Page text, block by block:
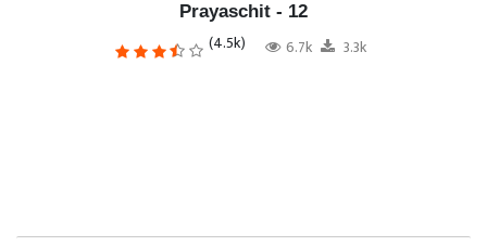
Prayaschit - 12
(4.5k) 6.7k 3.3k